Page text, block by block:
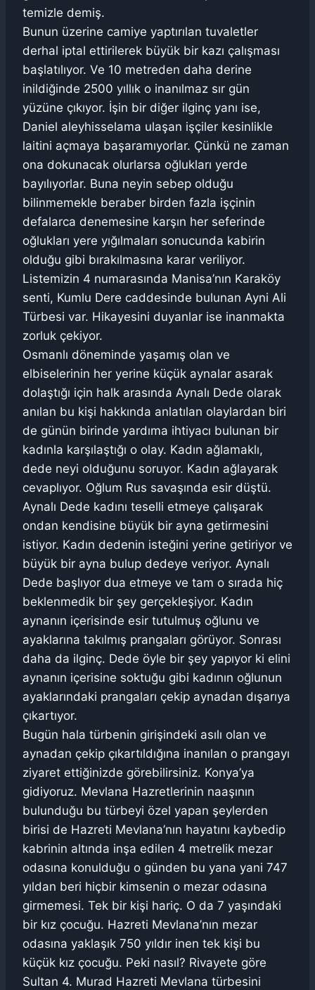
temizle demiş.
Bunun üzerine camiye yaptırılan tuvaletler
derhal iptal ettirilerek büyük bir kazı çalışması
başlatılıyor. Ve 10 metreden daha derine
inildiğinde 2500 yıllık o inanılmaz sır gün
yüzüne çıkıyor. İşin bir diğer ilginç yanı ise,
Daniel aleyhisselama ulaşan işçiler kesinlikle
laitini açmaya başaramıyorlar. Çünkü ne zaman
ona dokunacak olurlarsa oğlukları yerde
bayılıyorlar. Buna neyin sebep olduğu
bilinmemekle beraber birden fazla işçinin
defalarca denemesine karşın her seferinde
oğlukları yere yığılmaları sonucunda kabirin
olduğu gibi bırakılmasına karar veriliyor.
Listemizin 4 numarasında Manisa’nın Karaköy
senti, Kumlu Dere caddesinde bulunan Ayni Ali
Türbesi var. Hikayesini duyanlar ise inanmakta
zorluk çekiyor.
Osmanlı döneminde yaşamış olan ve
elbiselerinin her yerine küçük aynalar asarak
dolaştığı için halk arasında Aynalı Dede olarak
anılan bu kişi hakkında anlatılan olaylardan biri
de günün birinde yardıma ihtiyacı bulunan bir
kadınla karşılaştığı o olay. Kadın ağlamaklı,
dede neyi olduğunu soruyor. Kadın ağlayarak
cevaplıyor. Oğlum Rus savaşında esir düştü.
Aynalı Dede kadını teselli etmeye çalışarak
ondan kendisine büyük bir ayna getirmesini
istiyor. Kadın dedenin isteğini yerine getiriyor ve
büyük bir ayna bulup dedeye veriyor. Aynalı
Dede başlıyor dua etmeye ve tam o sırada hiç
beklenmedik bir şey gerçekleşiyor. Kadın
aynanın içerisinde esir tutulmuş oğlunu ve
ayaklarına takılmış prangaları görüyor. Sonrası
daha da ilginç. Dede öyle bir şey yapıyor ki elini
aynanın içerisine soktuğu gibi kadının oğlunun
ayaklarındaki prangaları çekip aynadan dışarıya
çıkartıyor.
Bugün hala türbenin girişindeki asılı olan ve
aynadan çekip çıkartıldığına inanılan o prangayı
ziyaret ettiğinizde görebilirsiniz. Konya’ya
gidiyoruz. Mevlana Hazretlerinin naaşının
bulunduğu bu türbeyi özel yapan şeylerden
birisi de Hazreti Mevlana’nın hayatını kaybedip
kabrinin altında inşa edilen 4 metrelik mezar
odasına konulduğu o günden bu yana yani 747
yıldan beri hiçbir kimsenin o mezar odasına
girmemesi. Tek bir kişi hariç. O da 7 yaşındaki
bir kız çocuğu. Hazreti Mevlana’nın mezar
odasına yaklaşık 750 yıldır inen tek kişi bu
küçük kız çocuğu. Peki nasıl? Rivayete göre
Sultan 4. Murad Hazreti Mevlana türbesini